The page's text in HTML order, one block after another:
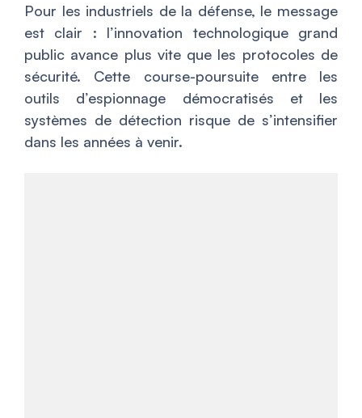
Pour les industriels de la défense, le message
est clair : l’innovation technologique grand
public avance plus vite que les protocoles de
sécurité. Cette course-poursuite entre les
outils d’espionnage démocratisés et les
systèmes de détection risque de s’intensifier
dans les années à venir.